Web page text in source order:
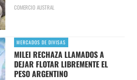
COMERCIO AUSTRAL
MERCADOS DE DIVISAS
MILEI RECHAZA LLAMADOS A
DEJAR FLOTAR LIBREMENTE EL
PESO ARGENTINO